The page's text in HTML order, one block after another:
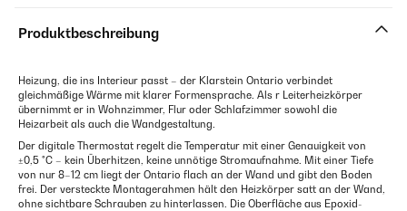
Produktbeschreibung
Heizung, die ins Interieur passt – der Klarstein Ontario verbindet
gleichmäßige Wärme mit klarer Formensprache. Als r Leiterheizkörper
übernimmt er in Wohnzimmer, Flur oder Schlafzimmer sowohl die
Heizarbeit als auch die Wandgestaltung.
Der digitale Thermostat regelt die Temperatur mit einer Genauigkeit von
±0,5 °C – kein Überhitzen, keine unnötige Stromaufnahme. Mit einer Tiefe
von nur 8–12 cm liegt der Ontario flach an der Wand und gibt den Boden
frei. Der versteckte Montagerahmen hält den Heizkörper satt an der Wand,
ohne sichtbare Schrauben zu hinterlassen. Die Oberfläche aus Epoxid-